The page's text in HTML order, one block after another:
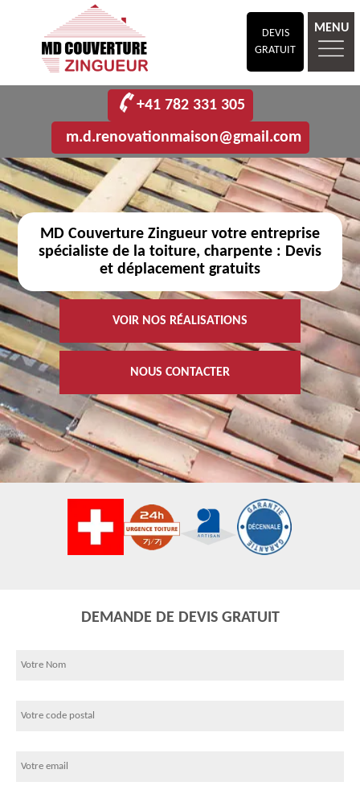
DEVIS
GRATUIT
MENU
+41 782 331 305
m.d.renovationmaison@gmail.com
MD Couverture Zingueur votre entreprise
spécialiste de la toiture, charpente : Devis
et déplacement gratuits
VOIR NOS RÉALISATIONS
NOUS CONTACTER
DEMANDE DE DEVIS GRATUIT